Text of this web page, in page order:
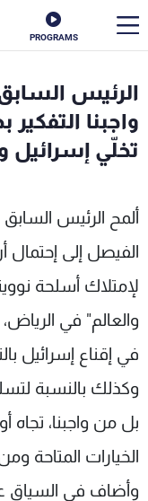
PROGRAMS
الرئيس
واجبنا
تخلّي إسرائيل
ألمح الرئيس السابق
الفيصل إلى إحتمال
لإمتلاك أسلحة
والعالم" في
في إقناع إسرائيل
وكذلك بالنسبة
بل من واجبنا، تجاه
الخيارات المتاحة
وأضاف في السياق
الأخبار
سياسة
إقتصاد
منوعات
كأس العالم
جدول البرامج
شاهد البرامج
الترددات